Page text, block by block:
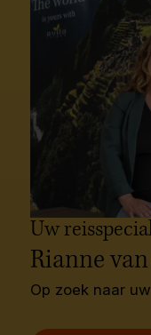
Uw
Rianne
Op zoek naar